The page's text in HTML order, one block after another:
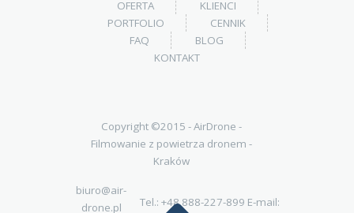
OFERTA
KLIENCI
PORTFOLIO
CENNIK
FAQ
BLOG
KONTAKT
Copyright ©2015 -AirDrone -
Filmowanie z powietrza dronem -
Kraków
Tel.: +48 888-227-899 E-mail:
biuro@air-
drone.pl